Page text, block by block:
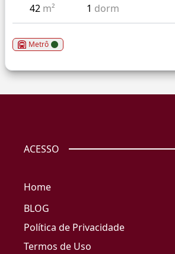
42 m² 1 dorm
Metrô
ACESSO
Home
BLOG
Política de Privacidade
Termos de Uso